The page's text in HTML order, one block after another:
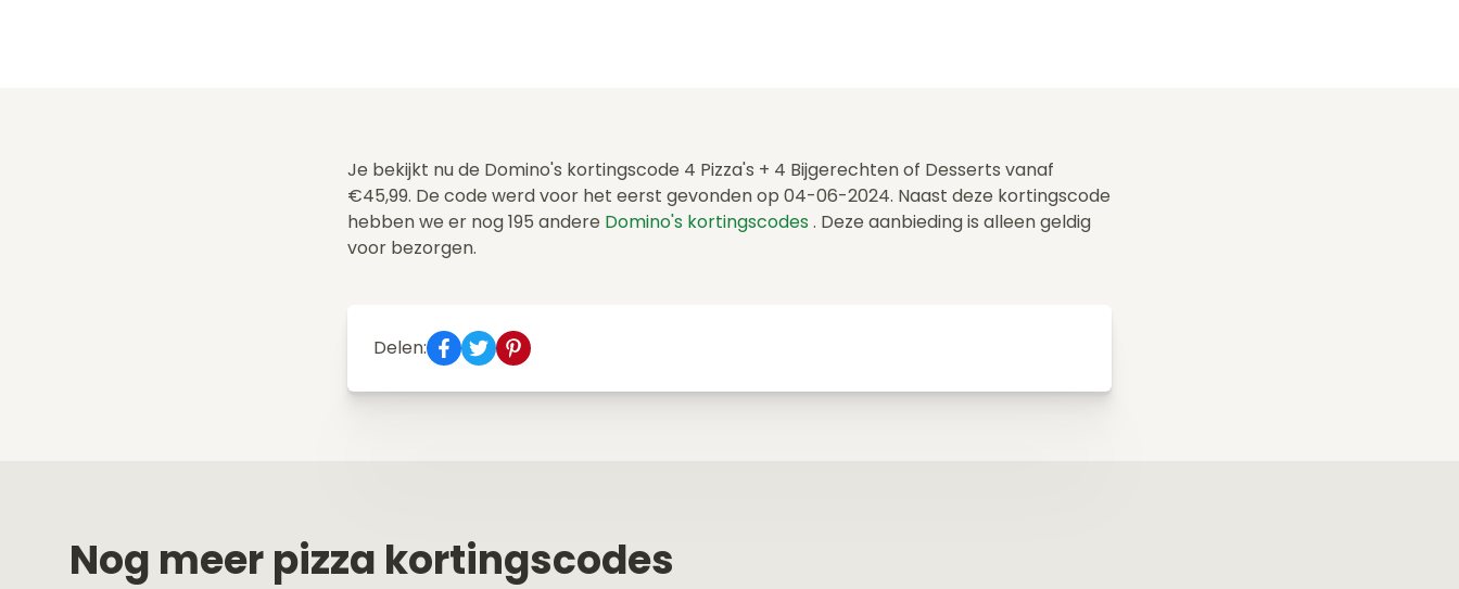
Je bekijkt nu de Domino's kortingscode 4 Pizza's + 4 Bijgerechten of Desserts vanaf
€45,99. De code werd voor het eerst gevonden op 04-06-2024. Naast deze kortingscode
hebben we er nog 195 andere Domino's kortingscodes . Deze aanbieding is alleen geldig
voor bezorgen.
Delen:
Nog meer pizza kortingscodes